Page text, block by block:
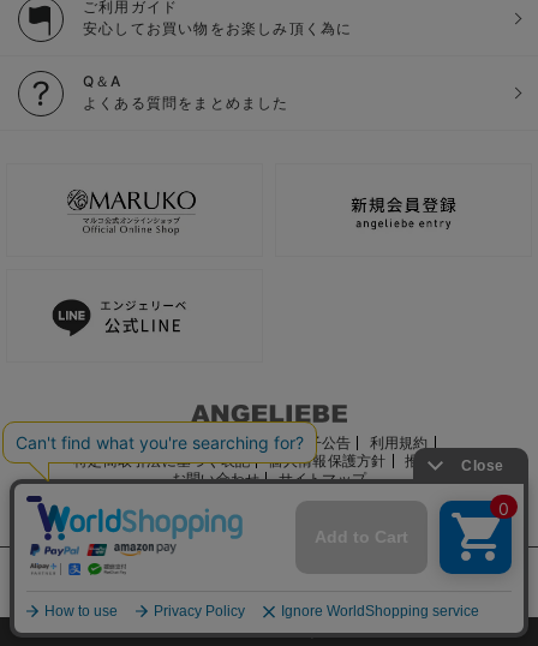
ご利用ガイド
安心してお買い物をお楽しみ頂く為に
Q＆A
よくある質問をまとめました
ご利用ガイド 会社概要 電子公告
利用規約
特定商取引法に基づく表記
個人情報保護方針
推奨環境
お問い合わせ
サイトマップ
サイト内の文章、画像などの著作物はマルコ株式会社に属します。
©2022 MARUKO CO., LTD.